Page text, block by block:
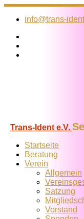
Zum
Inhalt
info@trans-
Trans-Ident e.V.
Startseite
Beratung
Verein
Allgemein
Satzung
Vorstand